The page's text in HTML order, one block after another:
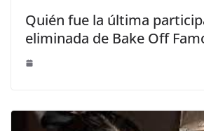
Quién fue la última
eliminada de Bake Off